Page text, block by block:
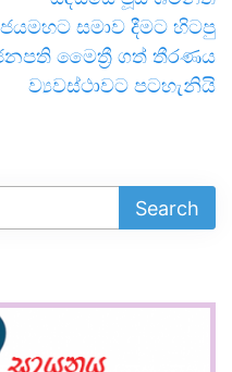
ජයමහට සමාව දීමට හිටපු
මෛත්‍රී ගත් තීරණය
ව්‍යවස්ථාවට පටහැනියි